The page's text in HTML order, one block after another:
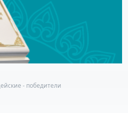
- победители